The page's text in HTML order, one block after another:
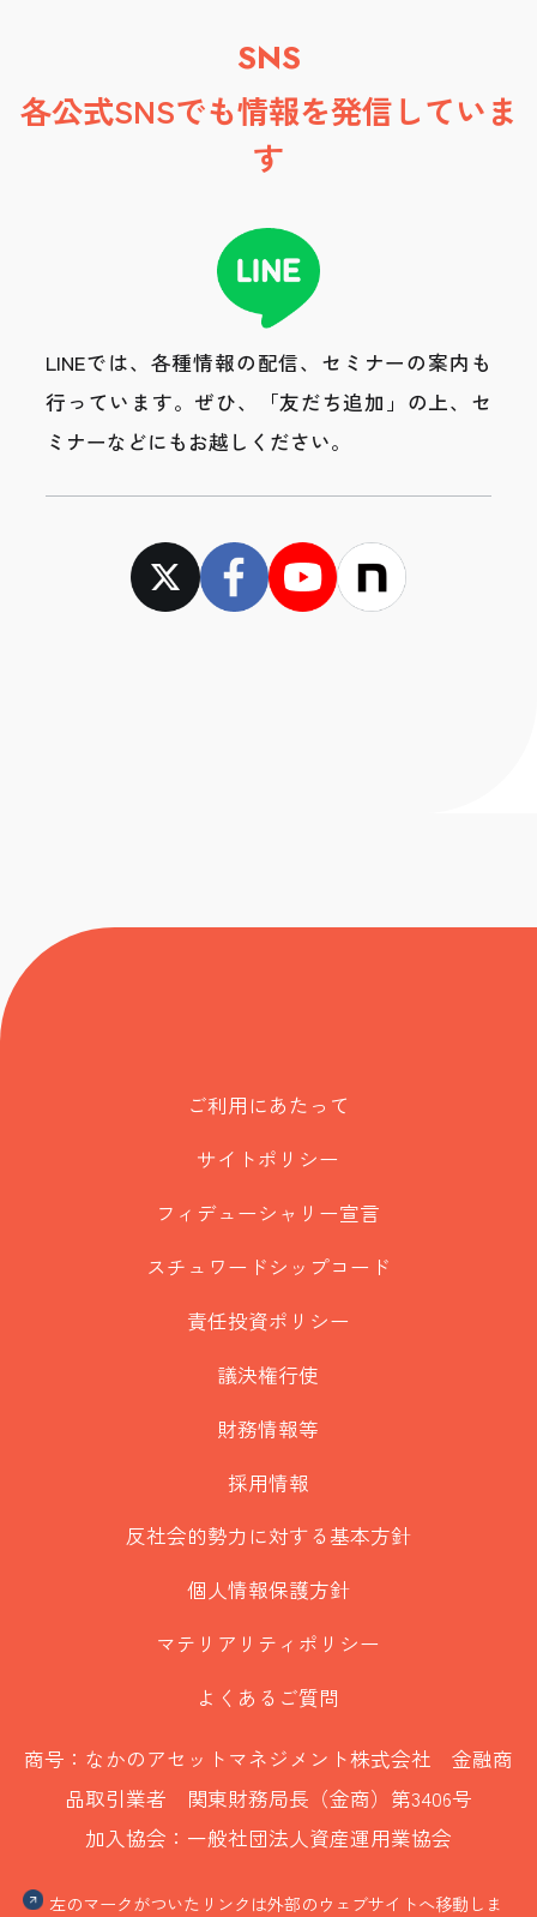
SNS
各公式SNSでも情報を発信していま
す
LINEでは、各種情報の配信、セミナーの案内も
行っています。 ぜひ、「友だち追加」の上、セ
ミナーなどにもお越しください。
ご利用にあたって
サイトポリシー
フィデューシャリー宣言
スチュワードシップコード
責任投資ポリシー
議決権行使
財務情報等
採用情報
反社会的勢力に対する基本方針
個人情報保護方針
マテリアリティポリシー
よくあるご質問
商号：なかのアセットマネジメント株式会社 金融商
品取引業者 関東財務局長（金商）第3406号
加入協会：一般社団法人資産運用業協会
左のマークがついたリンクは外部のウェブサイトへ移動しま